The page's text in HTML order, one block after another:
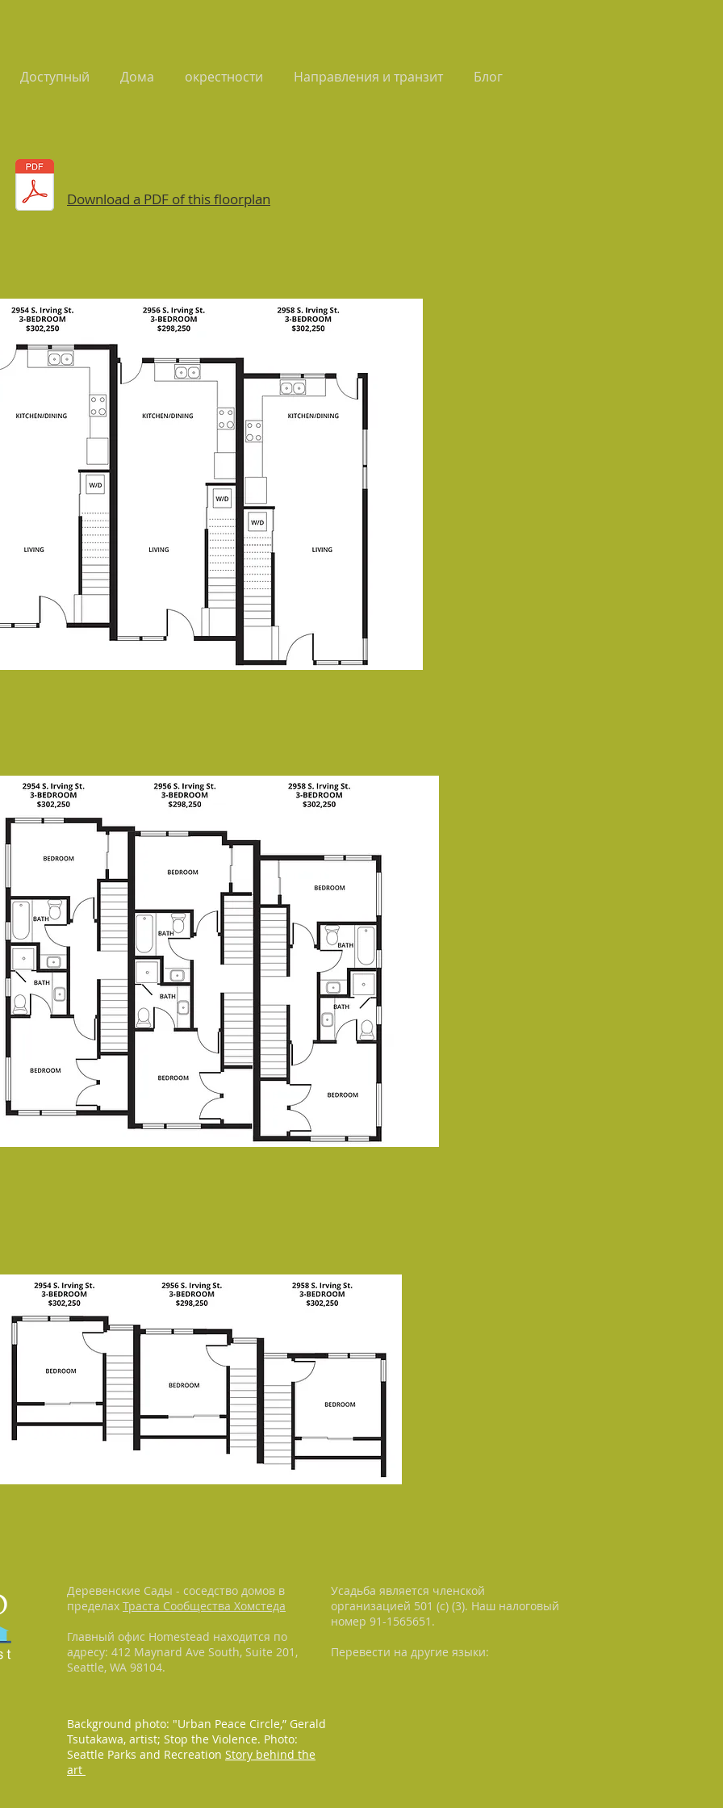
Доступный Дома окрестности Направления и транзит Блог
Download a PDF of this floorplan
Деревенские Сады - соседство домов в
пределах Траста Сообщества Хомстеда
Главный офис Homestead находится по
адресу: 412 Maynard Ave South, Suite 201,
Seattle, WA 98104.
Усадьба является членской
организацией 501 (с) (3). Наш налоговый
номер 91-1565651.
Перевести на другие языки:
Background photo: "Urban Peace Circle,” Gerald
Tsutakawa, artist; Stop the Violence. Photo:
Seattle Parks and Recreation Story behind the
art